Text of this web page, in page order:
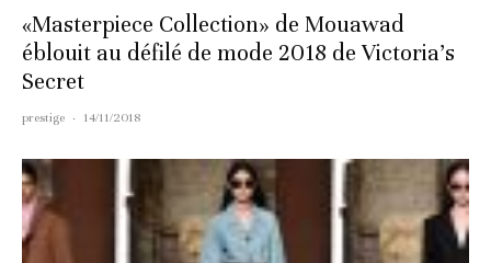
«Masterpiece Collection» de Mouawad
éblouit au défilé de mode 2018 de Victoria’s
Secret
prestige · 14/11/2018